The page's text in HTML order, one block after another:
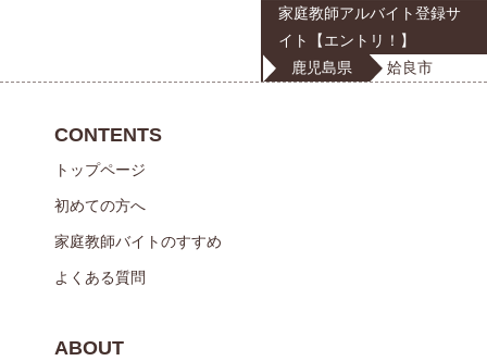
家庭教師アルバイト登録サ
イト【エントリ！】
鹿児島県
姶良市
CONTENTS
トップページ
初めての方へ
家庭教師バイトのすすめ
よくある質問
ABOUT